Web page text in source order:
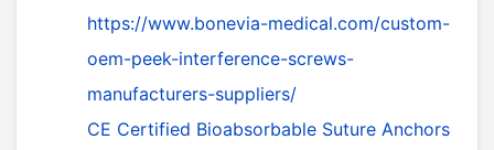
https://www.bonevia-medical.com/custom-
oem-peek-interference-screws-
manufacturers-suppliers/
CE Certified Bioabsorbable Suture Anchors